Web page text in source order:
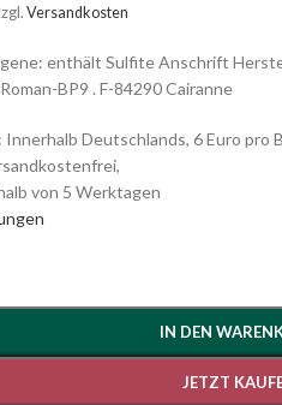
Versandkosten
enthält Sulfite Anschrift
BP9 . F-84290 Cairanne
Deutschlands, 6 Euro pro
von 5 Werktagen
IN DEN
JETZT